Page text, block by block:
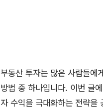
부동산 투자는 많은 사람들에
방법 중 하나입니다. 이번 글
자 수익을 극대화하는 전략을